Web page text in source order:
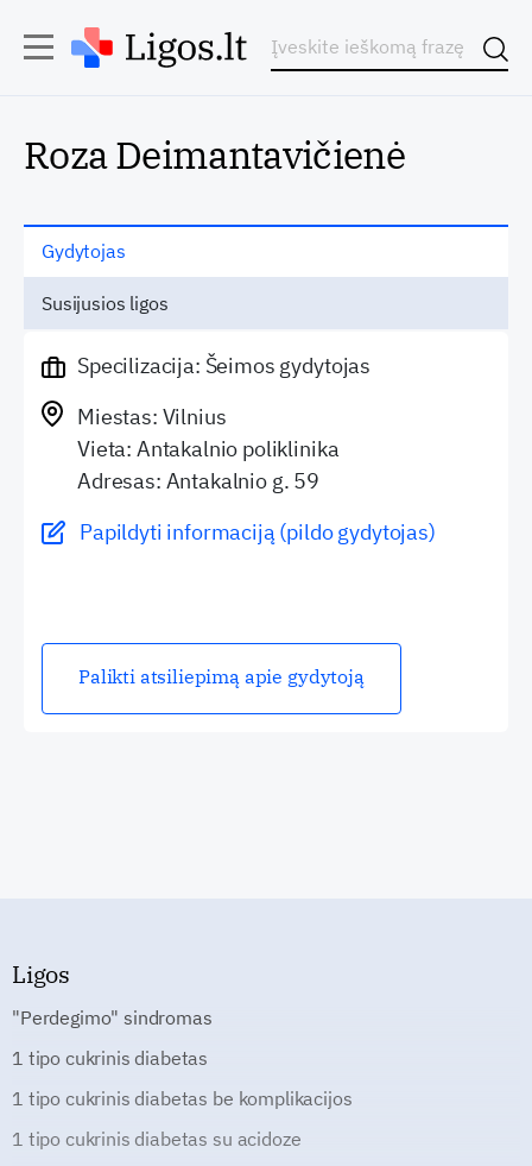
Roza Deimantavičienė
Gydytojas
Susijusios ligos
Specilizacija: Šeimos gydytojas
Miestas: Vilnius
Vieta: Antakalnio poliklinika
Adresas: Antakalnio g. 59
Papildyti informaciją (pildo gydytojas)
Palikti atsiliepimą apie gydytoją
Ligos
"Perdegimo" sindromas
1 tipo cukrinis diabetas
1 tipo cukrinis diabetas be komplikacijos
1 tipo cukrinis diabetas su acidoze